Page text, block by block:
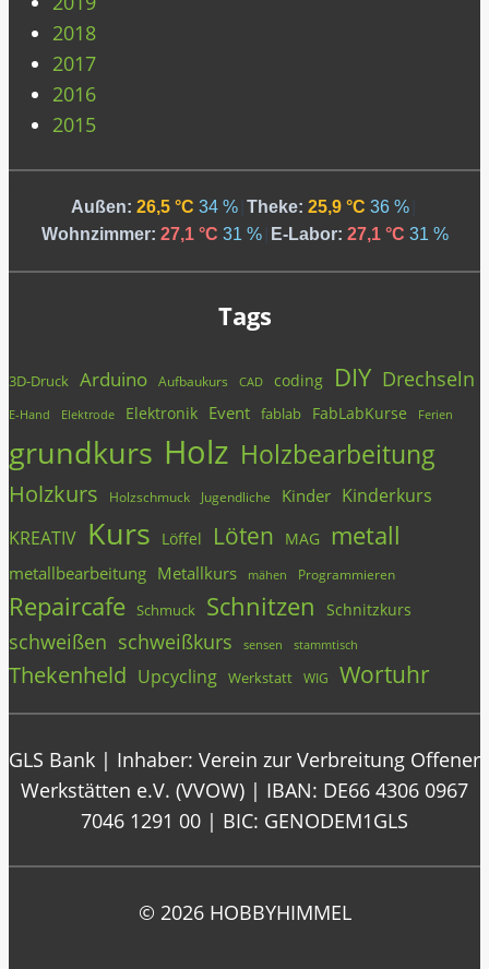
2018
2017
2016
2015
Außen: 26,5 °C 34 % Theke: 25,9 °C 36 %
Wohnzimmer: 27,1 °C 31 % E-Labor: 27,1 °C 31 %
Tags
3D-Druck Arduino Aufbaukurs CAD coding DIY Drechseln
E-Hand Elektrode Elektronik Event fablab FabLabKurse Ferien
grundkurs Holz Holzbearbeitung
Holzkurs Holzschmuck Jugendliche Kinder Kinderkurs
KREATIV Kurs Löffel Löten MAG metall
metallbearbeitung Metallkurs mähen Programmieren
Repaircafe Schmuck Schnitzen Schnitzkurs
schweißen schweißkurs sensen stammtisch
Thekenheld Upcycling Werkstatt WIG Wortuhr
GLS Bank | Inhaber: Verein zur Verbreitung Offener
Werkstätten e.V. (VVOW) | IBAN: DE66 4306 0967
7046 1291 00 | BIC: GENODEM1GLS
© 2026 HOBBYHIMMEL